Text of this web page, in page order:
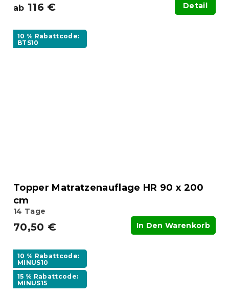
ab 116 € Detail
10 % Rabattcode:
BTS10
Topper Matratzenauflage HR 90 x 200
cm
14 Tage
70,50 € In Den Warenkorb
10 % Rabattcode:
MINUS10
15 % Rabattcode:
MINUS15